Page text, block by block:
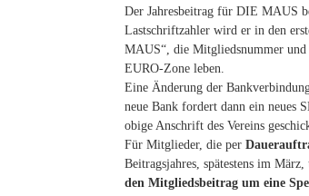
Der Jahresbeitrag für DIE MAUS
Lastschriftzahler wird er in den
MAUS“, die Mitgliedsnummer und
EURO-Zone leben.
Eine Änderung der
neue Bank fordert dann ein neues
obige Anschrift des Vereins
Für Mitglieder, die per
Beitragsjahres, spätestens im
den Mitgliedsbeitrag um eine